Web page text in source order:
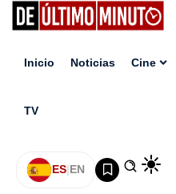
Inicio Noticias Cine
TV
ES|EN